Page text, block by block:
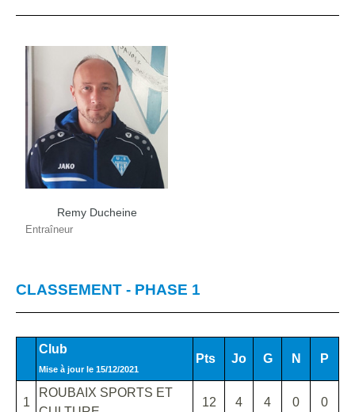
Remy Ducheine
Entraîneur
CLASSEMENT - PHASE 1
Club
Mise à jour le 15/12/2021
Pts Jo G N P
1
ROUBAIX SPORTS ET
12 4 4 0 0